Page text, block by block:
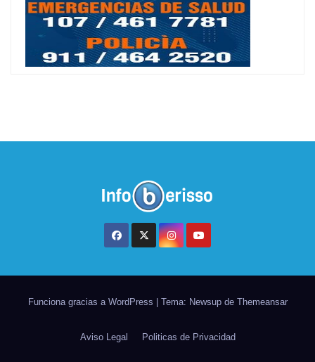
Funciona gracias a WordPress Tema: Newsup de Themeansar
Aviso Legal Politicas de Privacidad